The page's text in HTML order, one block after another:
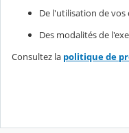
De l'utilisation de
Des modalités de
Consultez la politique de